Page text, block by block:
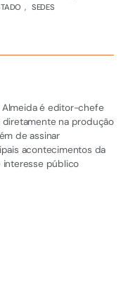
, SEDES
Almeida é editor-chefe
diretamente na produção
de assinar
acontecimentos da
interesse público